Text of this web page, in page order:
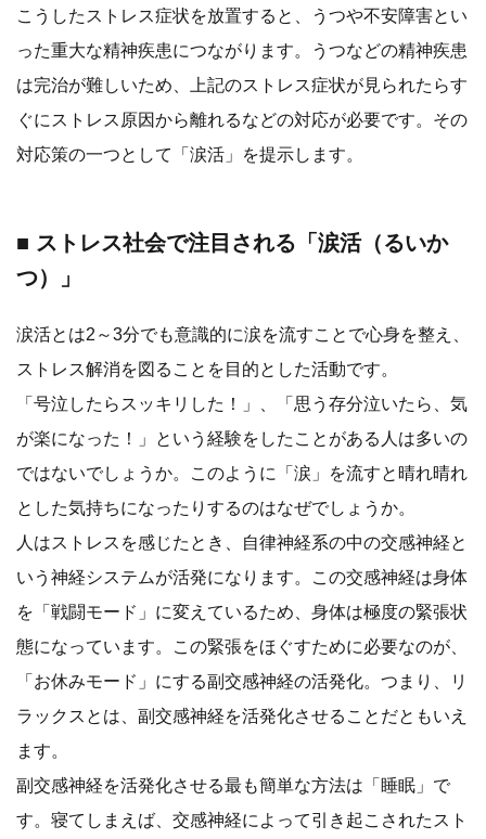
こうしたストレス症状を放置すると、うつや不安障害とい
った重大な精神疾患につながります。うつなどの精神疾患
は完治が難しいため、上記のストレス症状が見られたらす
ぐにストレス原因から離れるなどの対応が必要です。その
対応策の一つとして「涙活」を提示します。
■ ストレス社会で注目される「涙活（るいか
つ）」
涙活とは2～3分でも意識的に涙を流すことで心身を整え、
ストレス解消を図ることを目的とした活動です。
「号泣したらスッキリした！」、「思う存分泣いたら、気
が楽になった！」という経験をしたことがある人は多いの
ではないでしょうか。このように「涙」を流すと晴れ晴れ
とした気持ちになったりするのはなぜでしょうか。
人はストレスを感じたとき、自律神経系の中の交感神経と
いう神経システムが活発になります。この交感神経は身体
を「戦闘モード」に変えているため、身体は極度の緊張状
態になっています。この緊張をほぐすために必要なのが、
「お休みモード」にする副交感神経の活発化。つまり、リ
ラックスとは、副交感神経を活発化させることだともいえ
ます。
副交感神経を活発化させる最も簡単な方法は「睡眠」で
す。寝てしまえば、交感神経によって引き起こされたスト